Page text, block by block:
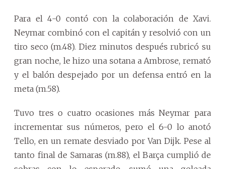
Para el 4-0 contó con la colaboración de Xavi.
Neymar combinó con el capitán y resolvió con un
tiro seco (m.48). Diez minutos después rubricó su
gran noche, le hizo una sotana a Ambrose, remató
y el balón despejado por un defensa entró en la
meta (m.58).
Tuvo tres o cuatro ocasiones más Neymar para
incrementar sus números, pero el 6-0 lo anotó
Tello, en un remate desviado por Van Dijk. Pese al
tanto final de Samaras (m.88), el Barça cumplió de